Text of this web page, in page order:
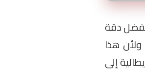
بفضل دقة
هذا
إلى